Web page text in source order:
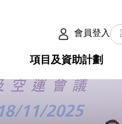
會員登入
項目及資助計劃